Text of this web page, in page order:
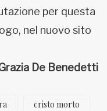
per questa
nel nuovo sito
De Benedetti
cristo morto